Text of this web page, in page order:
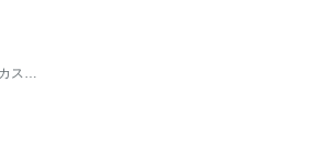
カスタマイズ可能かどうか：カスタマイズ不可